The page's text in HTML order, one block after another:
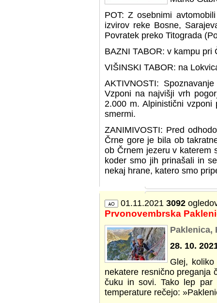
POT: Z osebnimi
izvirov reke Bosne,
Povratek preko Titograda
BAZNI TABOR: v kampu pri
VIŠINSKI TABOR: na
AKTIVNOSTI:
Vzponi na najvišji vrh
2.000 m. Alpinistični
smermi.
ZANIMIVOSTI: Pred
Črne gore je bila ob
ob Črnem jezeru v katerem
koder smo jih prinašali in
nekaj hrane, katero smo
01.11.2021 3092
Prvonovembrska
Paklenica,
28. 10.
Glej,
nekatere resnično preganja
čuku in sovi. Tako lep
temperature rečejo: